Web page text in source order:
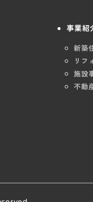
事業紹
新築
リフ
施設
不動